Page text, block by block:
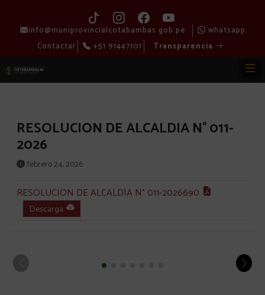
info@muniprovincialcotabambas.gob.pe
whatsapp
Contactar
+51 91447101 Transparencia
RESOLUCION DE ALCALDIA N° 011-
2026
febrero 24, 2026
RESOLUCION DE ALCALDIA N° 011-2026690
Descarga